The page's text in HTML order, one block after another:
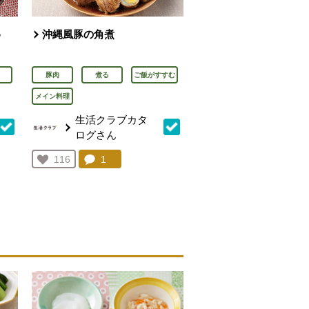
沖縄風豚の角煮
豚肉 煮る ご飯がすすむ
メイン料理
生活クラブカタ
ログさん
お気に入り登録：
116
人が登録
コメント：
1